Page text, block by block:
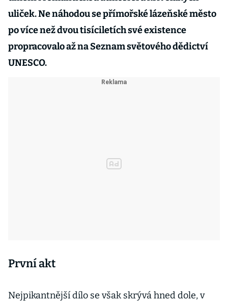
uliček. Ne náhodou se přímořské lázeňské město
po více než dvou tisíciletích své existence
propracovalo až na Seznam světového dědictví
UNESCO.
První akt
Nejpikantnější dílo se však skrývá hned dole, v